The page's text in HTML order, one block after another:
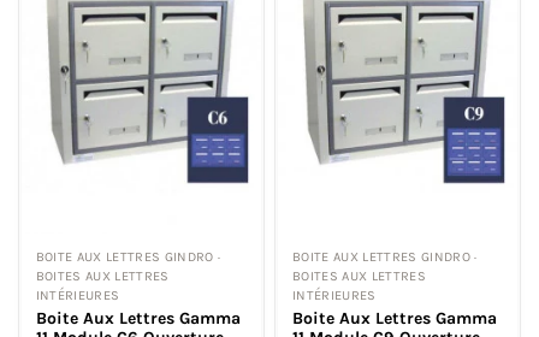
BOITE AUX LETTRES GINDRO ·
BOITES AUX LETTRES
INTÉRIEURES
Boite Aux Lettres Gamma
BOITE AUX LETTRES GINDRO ·
BOITES AUX LETTRES
INTÉRIEURES
Boite Aux Lettres Gamma